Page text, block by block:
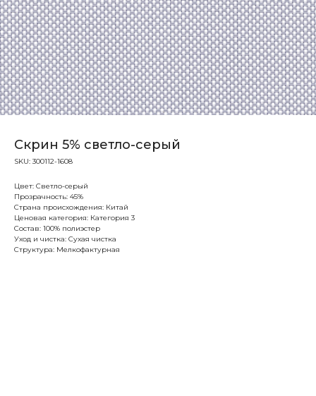
Скрин 5% светло-серый
SKU: 300112-1608
Цвет: Светло-серый
Прозрачность: 45%
Страна происхождения: Китай
Ценовая категория: Категория 3
Состав: 100% полиэстер
Уход и чистка: Сухая чистка
Структура: Мелкофактурная